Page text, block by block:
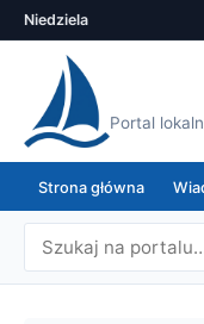
Niedziela
Portal
Strona główna